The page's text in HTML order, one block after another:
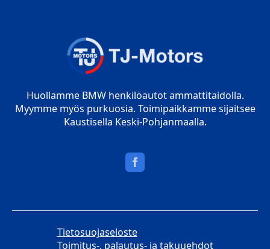
Huollamme BMW henkilöautot ammattitaidolla.
Myymme myös purkuosia. Toimipaikkamme sijaitsee
Kaustisella Keski-Pohjanmaalla.
Tietosuojaseloste
Toimitus-, palautus- ja takuuehdot